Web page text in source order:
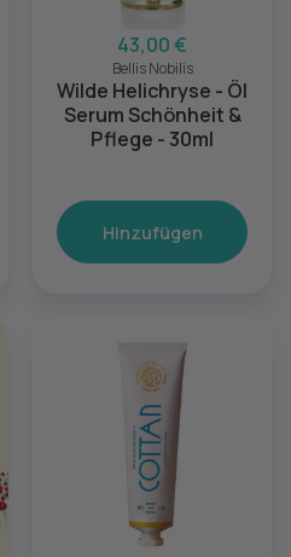
43,00 €
Bellis Nobilis
Wilde Helichryse - Öl
Serum Schönheit &
Pflege - 30ml
Hinzufügen